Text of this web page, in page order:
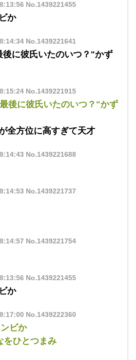
No.1439221455
か
No.1439221641
に彼氏いたのいつ？"かず
No.1439221915
後に彼氏いたのいつ？"かず
全方位に高すぎて天才
No.1439221688
No.1439221737
No.1439221754
No.1439221455
か
No.1439222360
ビか
をひとつまみ